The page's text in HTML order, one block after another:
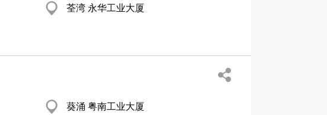
荃湾 永华工业大厦
葵涌 粤南工业大厦